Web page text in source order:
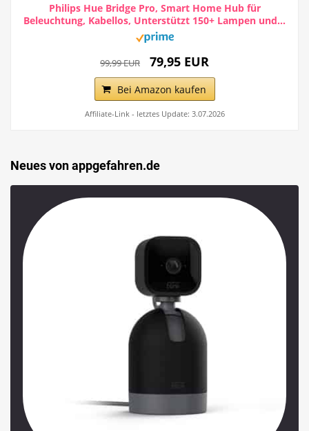
Philips Hue Bridge Pro, Smart Home Hub für
Beleuchtung, Kabellos, Unterstützt 150+ Lampen und...
99,99 EUR 79,95 EUR
Bei Amazon kaufen
Affiliate-Link - letztes Update: 3.07.2026
Neues von appgefahren.de